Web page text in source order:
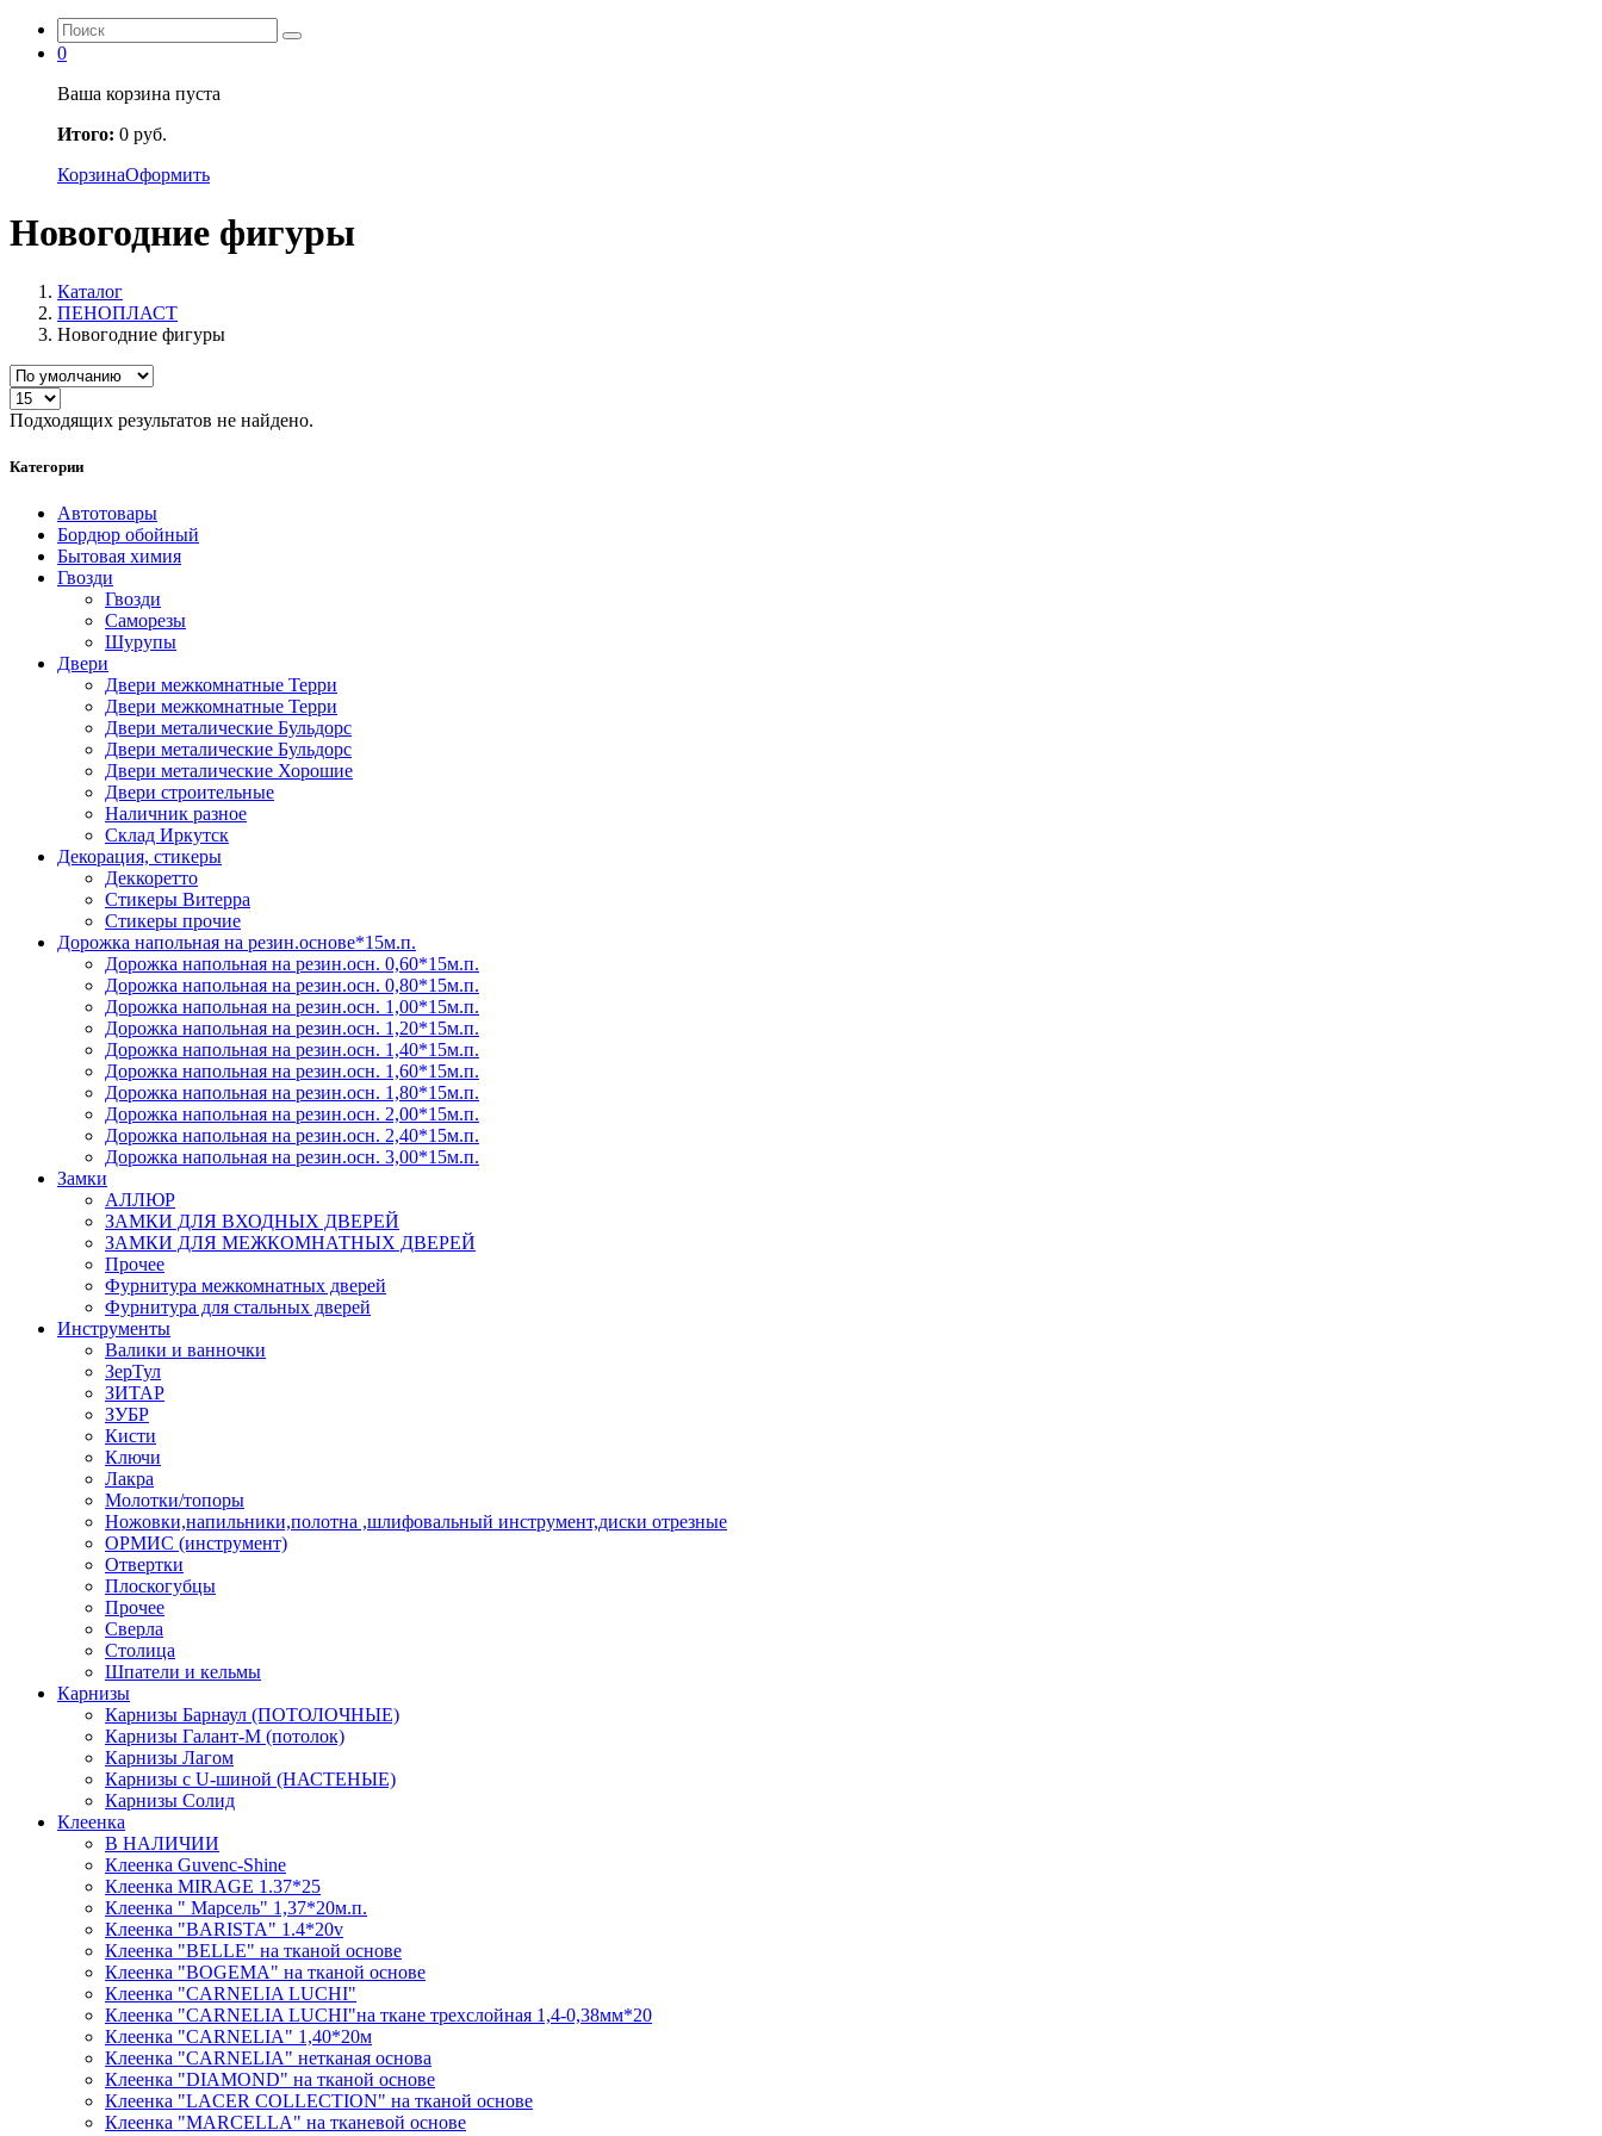
0
Ваша корзина пуста
Итого: 0 руб.
КорзинаОформить
Новогодние фигуры
Каталог
ПЕНОПЛАСТ
Новогодние фигуры
Подходящих результатов не найдено.
Категории
Автотовары
Бордюр обойный
Бытовая химия
Гвозди
Гвозди
Саморезы
Шурупы
Двери
Двери межкомнатные Терри
Двери межкомнатные Терри
Двери металические Бульдорс
Двери металические Бульдорс
Двери металические Хорошие
Двери строительные
Наличник разное
Склад Иркутск
Декорация, стикеры
Деккоретто
Стикеры Витерра
Стикеры прочие
Дорожка напольная на резин.основе*15м.п.
Дорожка напольная на резин.осн. 0,60*15м.п.
Дорожка напольная на резин.осн. 0,80*15м.п.
Дорожка напольная на резин.осн. 1,00*15м.п.
Дорожка напольная на резин.осн. 1,20*15м.п.
Дорожка напольная на резин.осн. 1,40*15м.п.
Дорожка напольная на резин.осн. 1,60*15м.п.
Дорожка напольная на резин.осн. 1,80*15м.п.
Дорожка напольная на резин.осн. 2,00*15м.п.
Дорожка напольная на резин.осн. 2,40*15м.п.
Дорожка напольная на резин.осн. 3,00*15м.п.
Замки
АЛЛЮР
ЗАМКИ ДЛЯ ВХОДНЫХ ДВЕРЕЙ
ЗАМКИ ДЛЯ МЕЖКОМНАТНЫХ ДВЕРЕЙ
Прочее
Фурнитура межкомнатных дверей
Фурнитура для стальных дверей
Инструменты
Валики и ванночки
ЗерТул
ЗИТАР
ЗУБР
Кисти
Ключи
Лакра
Молотки/топоры
Ножовки,напильники,полотна ,шлифовальный инструмент,диски отрезные
ОРМИС (инструмент)
Отвертки
Плоскогубцы
Прочее
Сверла
Столица
Шпатели и кельмы
Карнизы
Карнизы Барнаул (ПОТОЛОЧНЫЕ)
Карнизы Галант-М (потолок)
Карнизы Лагом
Карнизы с U-шиной (НАСТЕНЫЕ)
Карнизы Солид
Клеенка
В НАЛИЧИИ
Клеенка Guvenc-Shine
Клеенка MIRAGE 1.37*25
Клеенка " Марсель" 1,37*20м.п.
Клеенка "BARISTA" 1.4*20v
Клеенка "BELLE" на тканой основе
Клеенка "BOGEMA" на тканой основе
Клеенка "CARNELIA LUCHI"
Клеенка "CARNELIA LUCHI"на ткане трехслойная 1,4-0,38мм*20
Клеенка "CARNELIA" 1,40*20м
Клеенка "CARNELIA" нетканая основа
Клеенка "DIAMOND" на тканой основе
Клеенка "LACER COLLECTION" на тканой основе
Клеенка "MARCELLA" на тканевой основе